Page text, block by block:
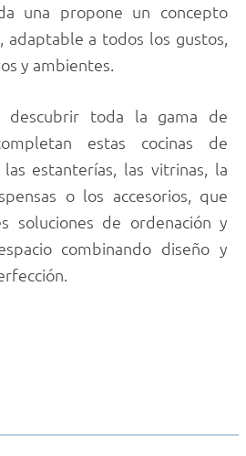
una propone un concepto
adaptable a todos los gustos,
y ambientes.
descubrir toda la gama de
estas cocinas de
estanterías, las vitrinas, la
o los accesorios, que
soluciones de ordenación y
combinando diseño y